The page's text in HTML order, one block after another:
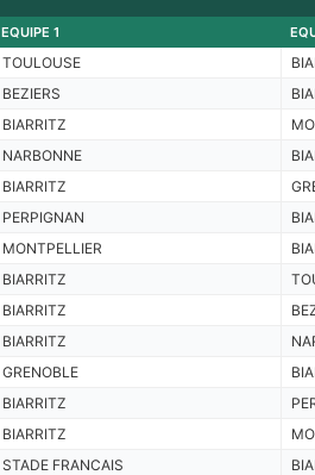
EQUIPE 1
TOULOUSE
BEZIERS
BIARRITZ
NARBONNE
BIARRITZ
PERPIGNAN
MONTPELLIER
BIARRITZ
BIARRITZ
BIARRITZ
GRENOBLE
BIARRITZ
BIARRITZ
STADE FRANCAIS